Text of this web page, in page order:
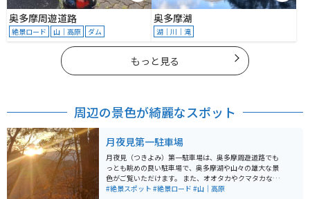
奥多摩周遊道路
絶景ロード 山｜高原 ダム
奥多摩湖
湖｜川｜滝
もっと見る
周辺の景色が綺麗なスポット
月夜見第一駐車場
月夜見（つきよみ）第一駐車場は、奥多摩周遊道路でも
っとも眺めの良い駐車場で、奥多摩湖や山々の雄大な景
色がご覧いただけます。 また、オオタカやクマタカな
ど、野鳥の撮影スポットとしても人気がある場所です。
#絶景スポット #絶景ロード #山｜高原